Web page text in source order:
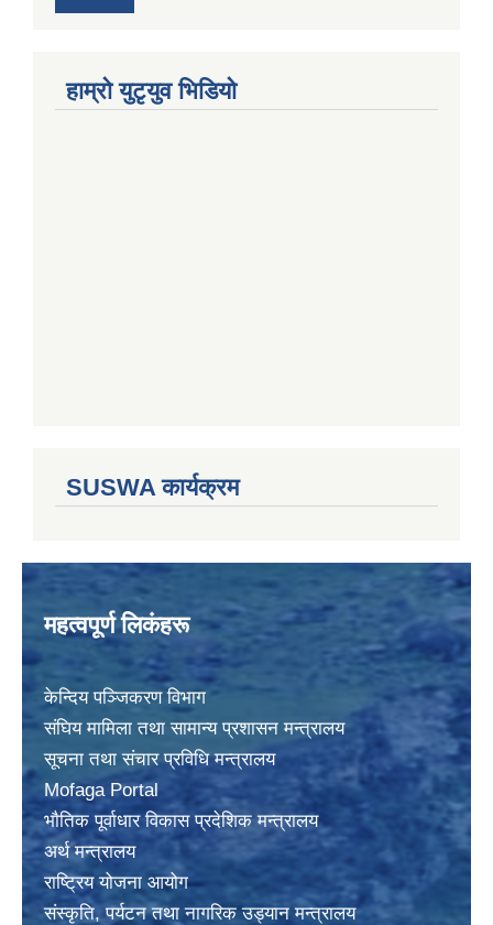
हाम्राे युटृयुव भिडियाे
SUSWA कार्यक्रम
महत्वपूर्ण लिकंहरू
केन्दिय पञ्जिकरण विभाग
संघिय मामिला तथा सामान्य प्रशासन मन्त्रालय
सूचना तथा संचार प्रविधि मन्त्रालय
Mofaga Portal
भाैतिक पूर्वाधार विकास प्रदेशिक मन्त्रालय
अर्थ मन्त्रालय
राष्ट्रिय योजना आयोग
संस्कृति, पर्यटन तथा नागरिक उड्यान मन्त्रालय